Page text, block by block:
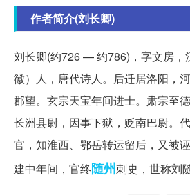
作者简介(刘长卿)
刘长卿(约726 — 约786)，字文房，
徽）人，唐代诗人。后迁居洛阳，
郡望。玄宗天宝年间进士。肃宗至
长洲县尉，因事下狱，贬南巴尉。
官，知淮西、鄂岳转运留后，又被
建中年间，官终随州刺史，世称刘